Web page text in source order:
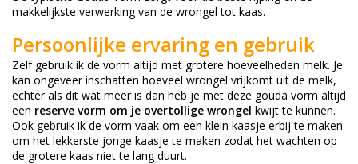
makkelijkste verwerking van de wrongel tot kaas.
Persoonlijke ervaring en gebruik
Zelf gebruik ik de vorm altijd met grotere hoeveelheden melk. Je
kan ongeveer inschatten hoeveel wrongel vrijkomt uit de melk,
echter als dit wat meer is dan heb je met deze gouda vorm altijd
een reserve vorm om je overtollige wrongel kwijt te kunnen.
Ook gebruik ik de vorm vaak om een klein kaasje erbij te maken
om het lekkerste jonge kaasje te maken zodat het wachten op
de grotere kaas niet te lang duurt.